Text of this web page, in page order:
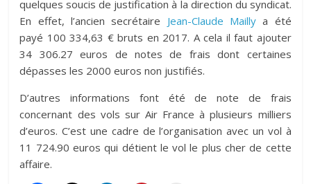
quelques soucis de justification à la direction du syndicat.
En effet, l’ancien secrétaire Jean-Claude Maillya été
payé 100 334,63 € bruts en 2017. A cela il faut ajouter
34 306.27 euros de notes de frais dont certaines
dépasses les 2000 euros non justifiés.
D’autres informations font été de note de frais
concernant des vols sur Air France à plusieurs milliers
d’euros. C’est une cadre de l’organisation avec un vol à
11 724.90 euros qui détient le vol le plus cher de cette
affaire.